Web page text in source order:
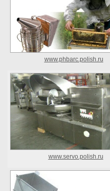
www.phbarc.polish.ru
www.servo.polish.ru